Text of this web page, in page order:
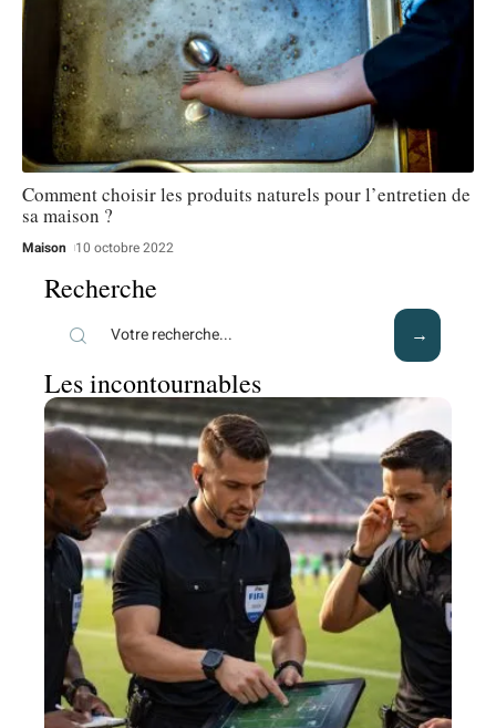
Comment choisir les produits naturels pour l’entretien de
sa maison ?
Maison 10 octobre 2022
Recherche
Les incontournables